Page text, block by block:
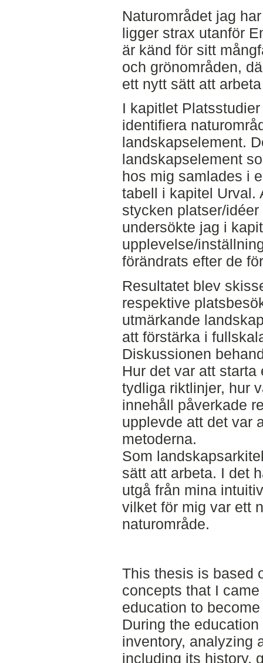
Naturområdet jag
ligger strax utanför
är känd för sitt
och grönområden,
ett nytt sätt att
I kapitlet
identifiera
landskapselement.
landskapselement
hos mig samlades i
tabell i kapitel Urval.
stycken platser/
undersökte jag i
upplevelse/
förändrats efter de
Resultatet blev
respektive
utmärkande
att förstärka i
Diskussionen
Hur det var att
tydliga riktlinjer, hur
innehåll påverkade
upplevde att det var
metoderna.
Som
sätt att arbeta. I det
utgå från mina
vilket för mig var ett
naturområde.
This thesis is based
concepts that I
education to
During the
inventory, analyzing
including its history,